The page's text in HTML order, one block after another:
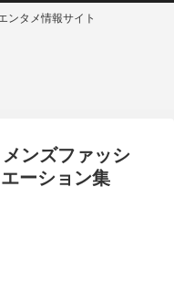
ンタメ情報サイト
メンズファッシ
ーション集